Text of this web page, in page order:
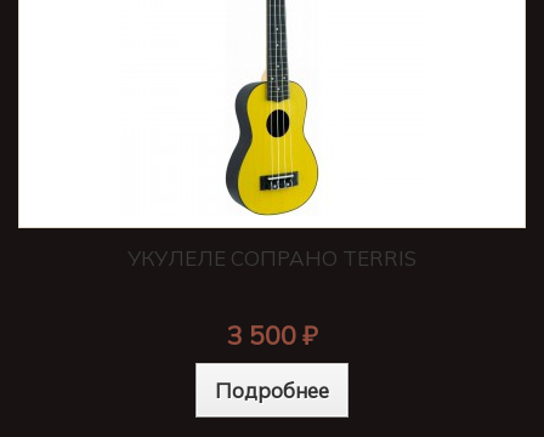
УКУЛЕЛЕ СОПРАНО TERRIS
3 500 ₽
Подробнее